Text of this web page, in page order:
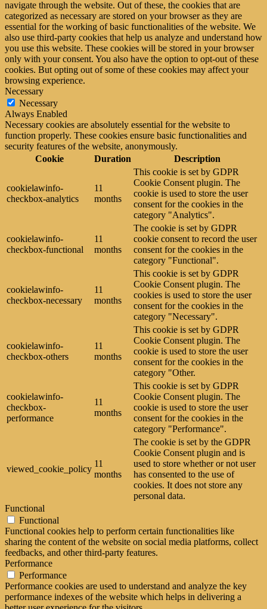
navigate through the website. Out of these, the cookies that are
categorized as necessary are stored on your browser as they are
essential for the working of basic functionalities of the website. We
also use third-party cookies that help us analyze and understand how
you use this website. These cookies will be stored in your browser
only with your consent. You also have the option to opt-out of these
cookies. But opting out of some of these cookies may affect your
browsing experience.
Necessary
Necessary
Always Enabled
Necessary cookies are absolutely essential for the website to
function properly. These cookies ensure basic functionalities and
security features of the website, anonymously.
Cookie
Duration Description
cookielawinfo-
checkbox-analytics
11
months
This cookie is set by GDPR
Cookie Consent plugin. The
cookie is used to store the user
consent for the cookies in the
category "Analytics".
cookielawinfo-
checkbox-functional
11
months
The cookie is set by GDPR
cookie consent to record the user
consent for the cookies in the
category "Functional".
cookielawinfo-
checkbox-necessary
11
months
This cookie is set by GDPR
Cookie Consent plugin. The
cookies is used to store the user
consent for the cookies in the
category "Necessary".
cookielawinfo-
checkbox-others
11
months
This cookie is set by GDPR
Cookie Consent plugin. The
cookie is used to store the user
consent for the cookies in the
category "Other.
cookielawinfo-
checkbox-
performance
11
months
This cookie is set by GDPR
Cookie Consent plugin. The
cookie is used to store the user
consent for the cookies in the
category "Performance".
viewed_cookie_policy
11
months
The cookie is set by the GDPR
Cookie Consent plugin and is
used to store whether or not user
has consented to the use of
cookies. It does not store any
personal data.
Functional
Functional
Functional cookies help to perform certain functionalities like
sharing the content of the website on social media platforms, collect
feedbacks, and other third-party features.
Performance
Performance
Performance cookies are used to understand and analyze the key
performance indexes of the website which helps in delivering a